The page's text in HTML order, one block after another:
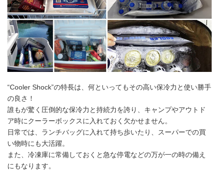
“Cooler Shock”の特長は、何といってもその高い保冷力と使い勝手
の良さ！
誰もが驚く圧倒的な保冷力と持続力を誇り、キャンプやアウトド
ア時にクーラーボックスに入れておく欠かせません。
日常では、ランチバッグに入れて持ち歩いたり、スーパーでの買
い物時にも大活躍。
また、冷凍庫に常備しておくと急な停電などの万が一の時の備え
にもなります。